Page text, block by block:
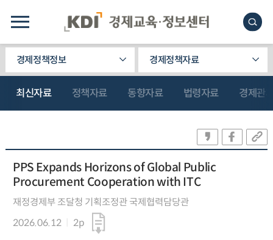
경제정책정보 경제정책자료
최신자료 정책자료 동향자료 법령자료 경제관
PPS Expands Horizons of Global Public
Procurement Cooperation with ITC
재정경제부 조달청 기획조정관 국제협력담당관
2026.06.12
2p